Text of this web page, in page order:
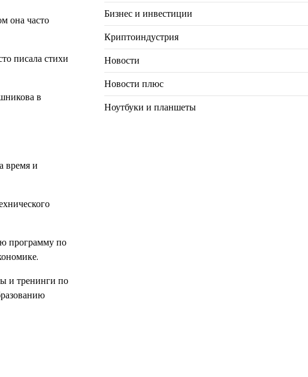
она часто
писала стихи
в
время и
программу по
и тренинги по
Бизнес и инвестиции
Криптоиндустрия
Новости
Новости плюс
Ноутбуки и планшеты